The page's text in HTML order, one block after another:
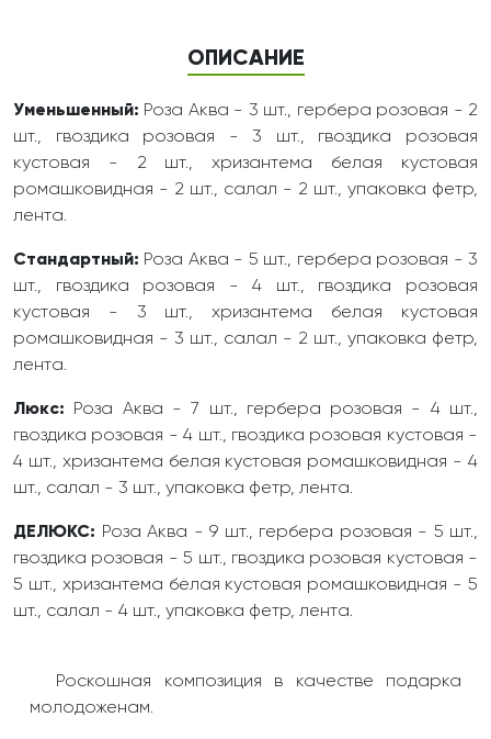
ОПИСАНИЕ
Уменьшенный: Роза Аква - 3 шт., гербера розовая - 2
шт., гвоздика розовая - 3 шт., гвоздика розовая
кустовая - 2 шт., хризантема белая кустовая
ромашковидная - 2 шт., салал - 2 шт., упаковка фетр,
лента.
Стандартный: Роза Аква - 5 шт., гербера розовая - 3
шт., гвоздика розовая - 4 шт., гвоздика розовая
кустовая - 3 шт., хризантема белая кустовая
ромашковидная - 3 шт., салал - 2 шт., упаковка фетр,
лента.
Люкс: Роза Аква - 7 шт., гербера розовая - 4 шт.,
гвоздика розовая - 4 шт., гвоздика розовая кустовая -
4 шт., хризантема белая кустовая ромашковидная - 4
шт., салал - 3 шт., упаковка фетр, лента.
ДЕЛЮКС: Роза Аква - 9 шт., гербера розовая - 5 шт.,
гвоздика розовая - 5 шт., гвоздика розовая кустовая -
5 шт., хризантема белая кустовая ромашковидная - 5
шт., салал - 4 шт., упаковка фетр, лента.
Роскошная композиция в качестве подарка
молодоженам.